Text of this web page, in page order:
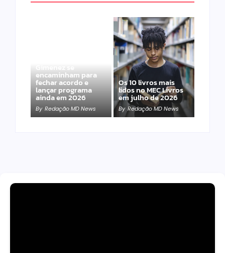
Gimenez se
encaminham para
fechar acordo e
lançar programa
ainda em 2026
By Redação MD News
Os 10 livros mais
lidos no MEC Livros
em julho de 2026
By Redação MD News